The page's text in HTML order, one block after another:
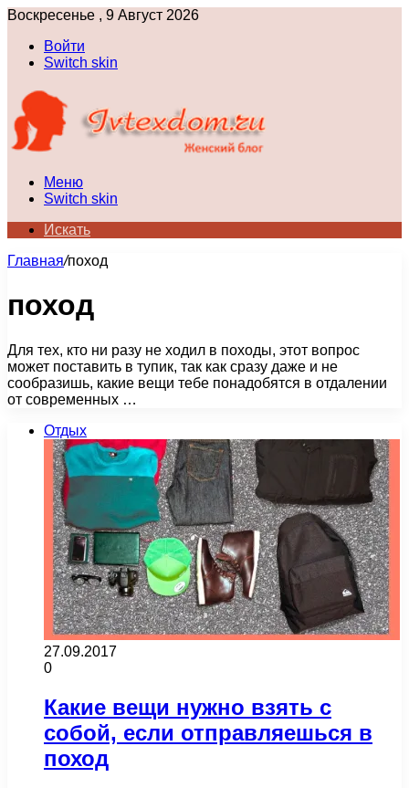
Воскресенье , 9 Август 2026
Войти
Switch skin
Меню
Switch skin
Искать
Главная/поход
поход
Для тех, кто ни разу не ходил в походы, этот вопрос
может поставить в тупик, так как сразу даже и не
сообразишь, какие вещи тебе понадобятся в отдалении
от современных …
Отдых
27.09.2017
0
Какие вещи нужно взять с
собой, если отправляешься в
поход